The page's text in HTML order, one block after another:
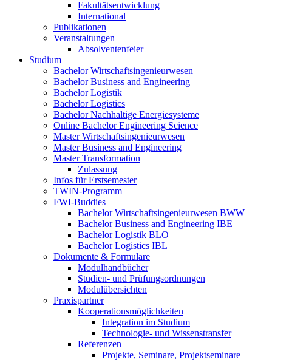
Fakultätsentwicklung
International
Publikationen
Veranstaltungen
Absolventenfeier
Studium
Bachelor Wirtschaftsingenieurwesen
Bachelor Business and Engineering
Bachelor Logistik
Bachelor Logistics
Bachelor Nachhaltige Energiesysteme
Online Bachelor Engineering Science
Master Wirtschaftsingenieurwesen
Master Business and Engineering
Master Transformation
Zulassung
Infos für Erstsemester
TWIN-Programm
FWI-Buddies
Bachelor Wirtschaftsingenieurwesen BWW
Bachelor Business and Engineering IBE
Bachelor Logistik BLO
Bachelor Logistics IBL
Dokumente & Formulare
Modulhandbücher
Studien- und Prüfungsordnungen
Modulübersichten
Praxispartner
Kooperationsmöglichkeiten
Integration im Studium
Technologie- und Wissenstransfer
Referenzen
Projekte, Seminare, Projektseminare